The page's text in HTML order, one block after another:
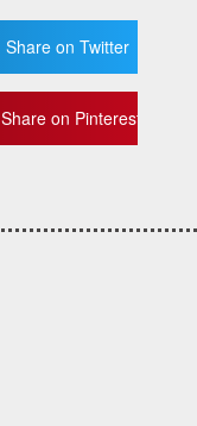
Share on Twitter
Share on Pinterest